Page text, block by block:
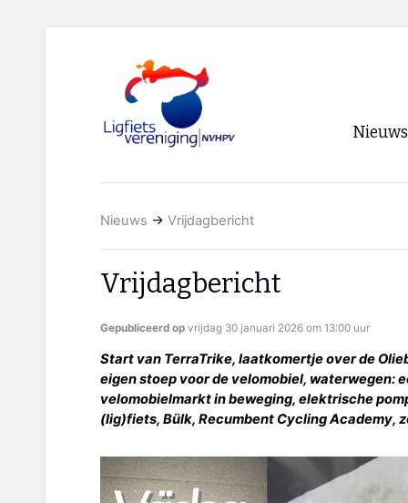
Nieuws
Nieuws → Vrijdagbericht
Vrijdagbericht
Gepubliceerd op vrijdag 30 januari 2026 om 13:00 uur
Start van TerraTrike, laatkomertje over de
eigen stoep voor de velomobiel, waterwegen:
velomobielmarkt in beweging, elektrische
(lig)fiets, Bülk, Recumbent Cycling Academy,